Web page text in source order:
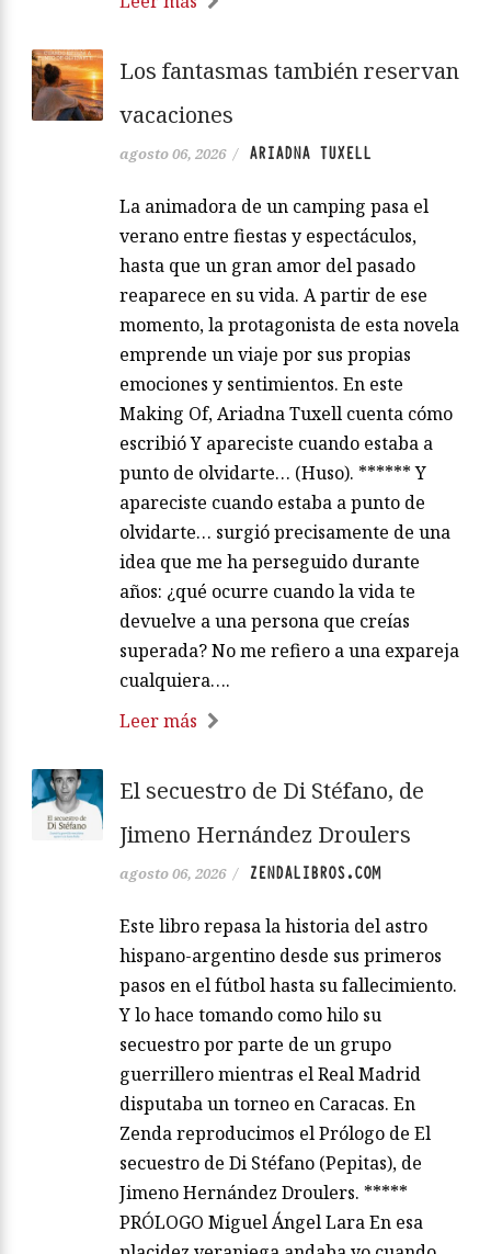
Los fantasmas también reservan
vacaciones
agosto 06, 2026 / ARIADNA TUXELL
La animadora de un camping pasa el
verano entre fiestas y espectáculos,
hasta que un gran amor del pasado
reaparece en su vida. A partir de ese
momento, la protagonista de esta novela
emprende un viaje por sus propias
emociones y sentimientos. En este
Making Of, Ariadna Tuxell cuenta cómo
escribió Y apareciste cuando estaba a
punto de olvidarte… (Huso). ****** Y
apareciste cuando estaba a punto de
olvidarte… surgió precisamente de una
idea que me ha perseguido durante
años: ¿qué ocurre cuando la vida te
devuelve a una persona que creías
superada? No me refiero a una expareja
cualquiera….
Leer más
El secuestro de Di Stéfano, de
Jimeno Hernández Droulers
agosto 06, 2026 / ZENDALIBROS.COM
Este libro repasa la historia del astro
hispano-argentino desde sus primeros
pasos en el fútbol hasta su fallecimiento.
Y lo hace tomando como hilo su
secuestro por parte de un grupo
guerrillero mientras el Real Madrid
disputaba un torneo en Caracas. En
Zenda reproducimos el Prólogo de El
secuestro de Di Stéfano (Pepitas), de
Jimeno Hernández Droulers. *****
PRÓLOGO Miguel Ángel Lara En esa